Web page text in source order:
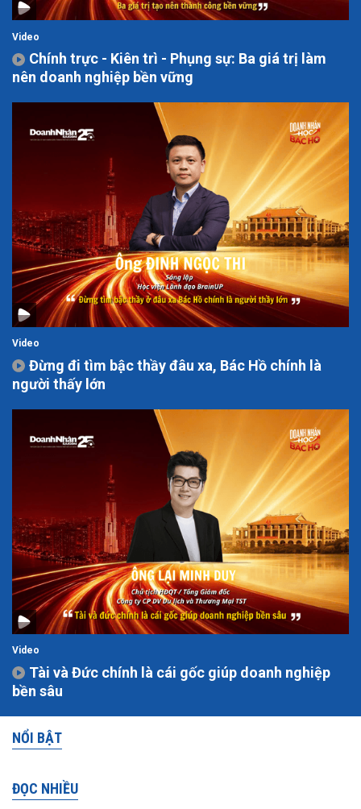
Video
Chính trực - Kiên trì - Phụng sự: Ba giá trị làm
nên doanh nghiệp bền vững
Video
Đừng đi tìm bậc thầy đâu xa, Bác Hồ chính là
người thấy lớn
Video
Tài và Đức chính là cái gốc giúp doanh nghiệp
bền sâu
NỔI BẬT
ĐỌC NHIỀU